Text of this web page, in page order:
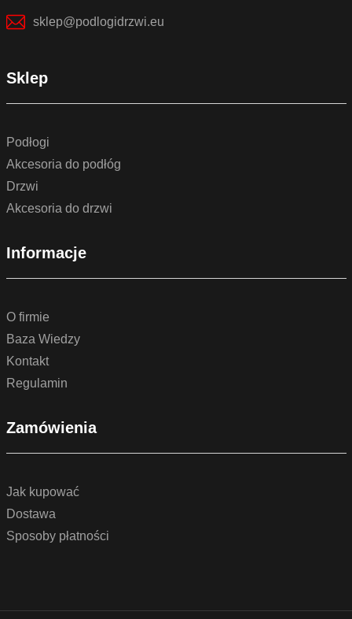
sklep@podlogidrzwi.eu
Sklep
Podłogi
Akcesoria do podłóg
Drzwi
Akcesoria do drzwi
Informacje
O firmie
Baza Wiedzy
Kontakt
Regulamin
Zamówienia
Jak kupować
Dostawa
Sposoby płatności